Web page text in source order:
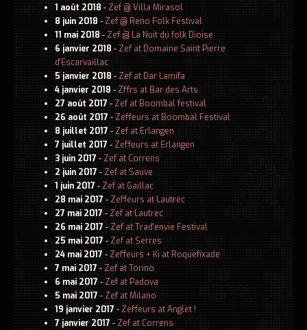
1 août 2018 - Zef @ Villa Mirasol
8 juin 2018 - Zef @ Reno Folk Festival
11 mai 2018 - Zef @ La Nuit du folk Dioise
6 janvier 2018 - Zef at Domaine Saint Pierre
d'Escarvaillac
5 janvier 2018 - Zef at Dar Lamifa
4 janvier 2018 - Zffrs at Bar des Arts
27 août 2017 - Zef at Boombal festival
26 août 2017 - Zeffeurs at Boombal Festival
8 juillet 2017 - Zef at Erlangen
7 juillet 2017 - Zeffeurs at Erlangen
3 juin 2017 - Zef at Correns
2 juin 2017 - Zef at Sauve
1 juin 2017 - Zef at Gaillac
28 mai 2017 - Zeffeurs at Lautrec
27 mai 2017 - Zef at Lautrec
26 mai 2017 - Zef at Trad'envie Festival
25 mai 2017 - Zef at Serres
24 mai 2017 - Zeffeurs + Ki at Roquefixade
7 mai 2017 - Zef at Torino
6 mai 2017 - Zef at Padova
5 mai 2017 - Zef at Milano
19 janvier 2017 - Zeffeurs at Anglet !
7 janvier 2017 - Zef at Correns